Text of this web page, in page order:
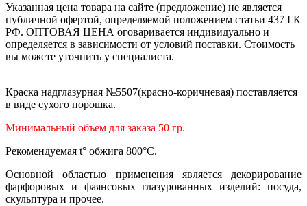
Указанная цена товара на сайте (предложение) не является
публичной офертой, определяемой положением статьи 437 ГК
РФ. ОПТОВАЯ ЦЕНА оговаривается индивидуально и
определяется в зависимости от условий поставки. Стоимость
вы можете уточнить у специалиста.
Краска надглазурная №5507(красно-коричневая) поставляется
в виде сухого порошка.
Минимальный объем для заказа 50 гр.
Рекомендуемая t° обжига 800°С.
Основной областью применения является декорирование
фарфоровых и фаянсовых глазурованных изделий: посуда,
скульптура и прочее.